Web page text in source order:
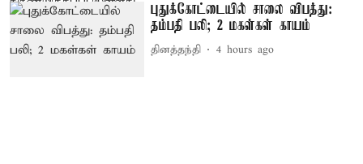
புதுக்கோட்டையில் சாலை விபத்து:
தம்பதி பலி; 2 மகள்கள் காயம்
தினத்தந்தி 4 hours ago